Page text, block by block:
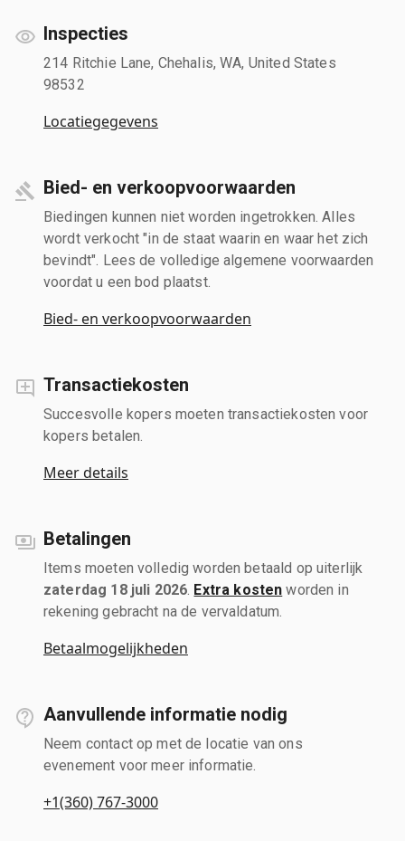
Inspecties
214 Ritchie Lane, Chehalis, WA, United States
98532
Locatiegegevens
Bied- en verkoopvoorwaarden
Biedingen kunnen niet worden ingetrokken. Alles
wordt verkocht "in de staat waarin en waar het zich
bevindt". Lees de volledige algemene voorwaarden
voordat u een bod plaatst.
Bied- en verkoopvoorwaarden
Transactiekosten
Succesvolle kopers moeten transactiekosten voor
kopers betalen.
Meer details
Betalingen
Items moeten volledig worden betaald op uiterlijk
zaterdag 18 juli 2026 Extra kosten worden in
rekening gebracht na de vervaldatum.
Betaalmogelijkheden
Aanvullende informatie nodig
Neem contact op met de locatie van ons
evenement voor meer informatie.
+1(360) 767-3000